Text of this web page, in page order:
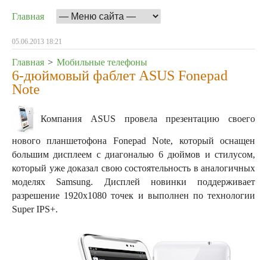
Главная
05.06.2013 18:21
Главная > Мобильные телефоны
6-дюймовый фаблет ASUS Fonepad
Note
Компания ASUS провела презентацию своего
нового планшетофона Fonepad Note, который оснащен
большим дисплеем с диагональю 6 дюймов и стилусом,
который уже доказал свою состоятельность в аналогичных
моделях Samsung. Дисплей новинки поддерживает
разрешение 1920x1080 точек и выполнен по технологии
Super IPS+.